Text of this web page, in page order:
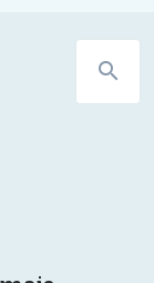
search